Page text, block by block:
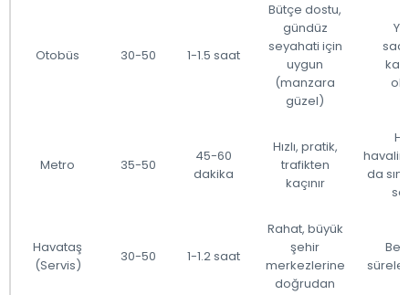
Otobüs 30-50 1-1.5 saat
Bütçe dostu,
gündüz
seyahati için
uygun
(manzara
güzel)
Metro 35-50
45-60
dakika
Hızlı, pratik,
trafikten
kaçınır
da
Havataş
(Servis)
30-50 1-1.2 saat
Rahat, büyük
şehir
merkezlerine
doğrudan